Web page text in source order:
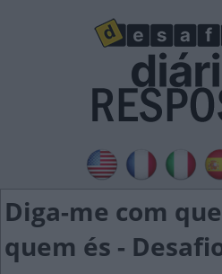
Diga-me com
quem és -